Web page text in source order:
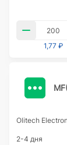
1,77 ₽
Olitech
2-4 дня